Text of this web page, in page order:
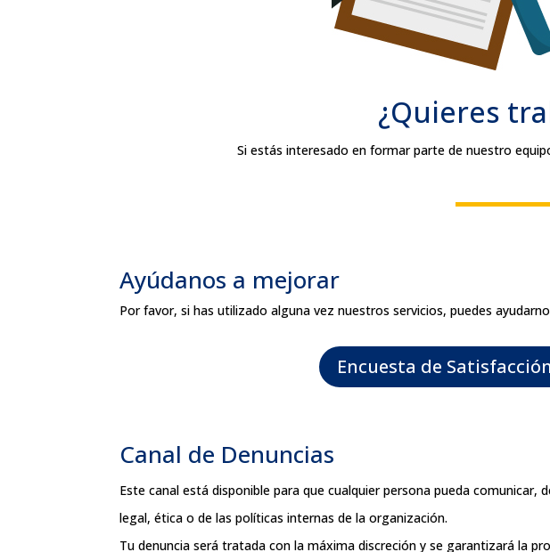
¿Quieres
Si estás interesado en formar parte de nuestro
Ayúdanos a mejorar
Por favor, si has utilizado alguna vez nuestros servicios, puedes
Encuesta de Satisfacción
Canal de Denuncias
Este canal está disponible para que cualquier persona pueda
legal, ética o de las políticas internas de la organización.
Tu denuncia será tratada con la máxima discreción y se garantizará la